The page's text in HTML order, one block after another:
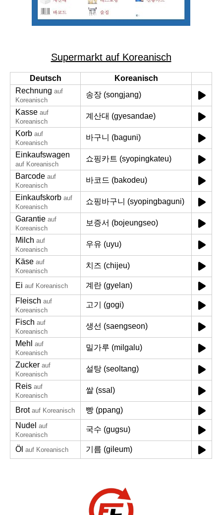
Supermarkt auf Koreanisch
Deutsch
Koreanisch
Rechnung auf
Koreanisch
송장 (songjang)
Kasse auf
Koreanisch
계산대 (gyesandae)
Korb auf
Koreanisch
바구니 (baguni)
Einkaufswagen
auf Koreanisch
쇼핑카트 (syopingkateu)
Barcode auf
Koreanisch
바코드 (bakodeu)
Einkaufskorb auf
Koreanisch
쇼핑바구니 (syopingbaguni)
Garantie auf
Koreanisch
보증서 (bojeungseo)
Milch auf
Koreanisch
우유 (uyu)
Käse auf
Koreanisch
치즈 (chijeu)
Ei auf Koreanisch
계란 (gyelan)
Fleisch auf
Koreanisch
고기 (gogi)
Fisch auf
Koreanisch
생선 (saengseon)
Mehl auf
Koreanisch
밀가루 (milgalu)
Zucker auf
Koreanisch
설탕 (seoltang)
Reis auf
Koreanisch
쌀 (ssal)
Brot auf Koreanisch
빵 (ppang)
Nudel auf
Koreanisch
국수 (gugsu)
Öl auf Koreanisch 기름 (gileum)